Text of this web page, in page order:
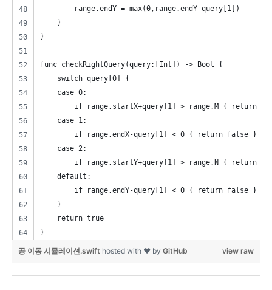
        range.endY = max(0,range.endY-query[1])
    }
}
func checkRightQuery(query:[Int]) -> Bool {
    switch query[0] {
    case 0:
if range.startX+query[1] > range.M { return
    case 1:
        if range.endX-query[1] < 0 { return false }
    case 2:
if range.startY+query[1] > range.N { return
    default:
        if range.endY-query[1] < 0 { return false }
    }
    return true
}
view raw
공 이동 시뮬레이션.swift hosted with ❤ by GitHub